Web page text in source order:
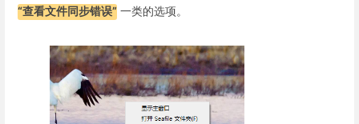
“查看文件同步错误” 一类的选项。